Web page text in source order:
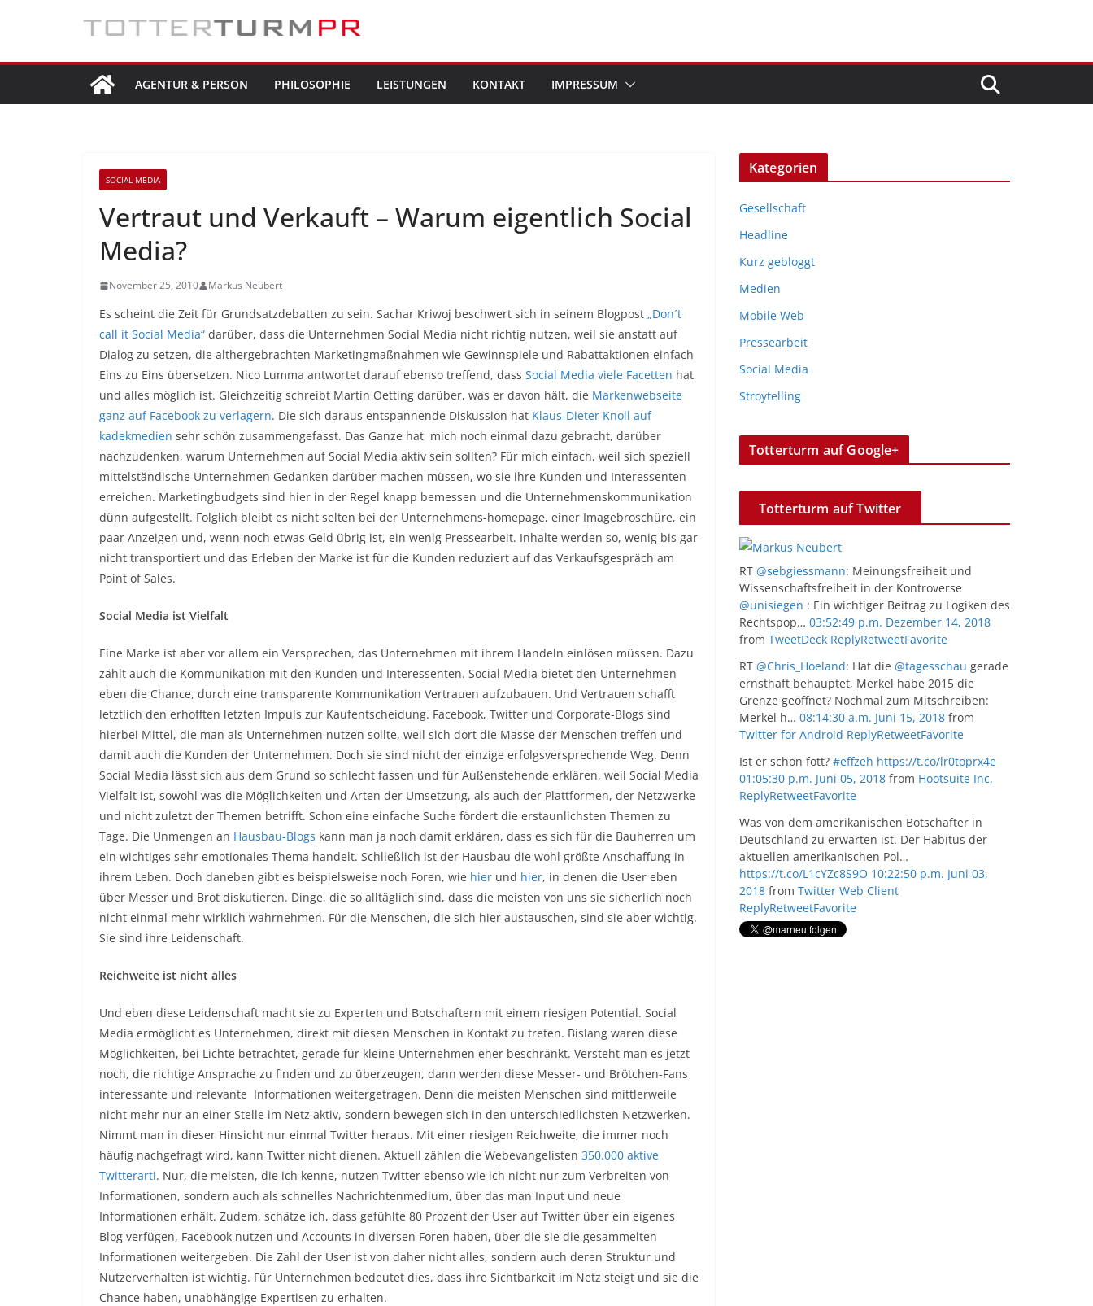
AGENTUR & PERSON PHILOSOPHIE LEISTUNGEN KONTAKT IMPRESSUM
SOCIAL MEDIA
Vertraut und Verkauft – Warum eigentlich Social
Media?
November 25, 2010 Markus Neubert
Es scheint die Zeit für Grundsatzdebatten zu sein. Sachar Kriwoj beschwert sich in seinem Blogpost „Don´t
call it Social Media“ darüber, dass die Unternehmen Social Media nicht richtig nutzen, weil sie anstatt auf
Dialog zu setzen, die althergebrachten Marketingmaßnahmen wie Gewinnspiele und Rabattaktionen einfach
Eins zu Eins übersetzen. Nico Lumma antwortet darauf ebenso treffend, dass Social Media viele Facetten hat
und alles möglich ist. Gleichzeitig schreibt Martin Oetting darüber, was er davon hält, die Markenwebseite
ganz auf Facebook zu verlagern. Die sich daraus entspannende Diskussion hat Klaus-Dieter Knoll auf
kadekmedien sehr schön zusammengefasst. Das Ganze hat mich noch einmal dazu gebracht, darüber
nachzudenken, warum Unternehmen auf Social Media aktiv sein sollten? Für mich einfach, weil sich speziell
mittelständische Unternehmen Gedanken darüber machen müssen, wo sie ihre Kunden und Interessenten
erreichen. Marketingbudgets sind hier in der Regel knapp bemessen und die Unternehmenskommunikation
dünn aufgestellt. Folglich bleibt es nicht selten bei der Unternehmens-homepage, einer Imagebroschüre, ein
paar Anzeigen und, wenn noch etwas Geld übrig ist, ein wenig Pressearbeit. Inhalte werden so, wenig bis gar
nicht transportiert und das Erleben der Marke ist für die Kunden reduziert auf das Verkaufsgespräch am
Point of Sales.
Social Media ist Vielfalt
Eine Marke ist aber vor allem ein Versprechen, das Unternehmen mit ihrem Handeln einlösen müssen. Dazu
zählt auch die Kommunikation mit den Kunden und Interessenten. Social Media bietet den Unternehmen
eben die Chance, durch eine transparente Kommunikation Vertrauen aufzubauen. Und Vertrauen schafft
letztlich den erhofften letzten Impuls zur Kaufentscheidung. Facebook, Twitter und Corporate-Blogs sind
hierbei Mittel, die man als Unternehmen nutzen sollte, weil sich dort die Masse der Menschen treffen und
damit auch die Kunden der Unternehmen. Doch sie sind nicht der einzige erfolgsversprechende Weg. Denn
Social Media lässt sich aus dem Grund so schlecht fassen und für Außenstehende erklären, weil Social Media
Vielfalt ist, sowohl was die Möglichkeiten und Arten der Umsetzung, als auch der Plattformen, der Netzwerke
und nicht zuletzt der Themen betrifft. Schon eine einfache Suche fördert die erstaunlichsten Themen zu
Tage. Die Unmengen an Hausbau-Blogs kann man ja noch damit erklären, dass es sich für die Bauherren um
ein wichtiges sehr emotionales Thema handelt. Schließlich ist der Hausbau die wohl größte Anschaffung in
ihrem Leben. Doch daneben gibt es beispielsweise noch Foren, wie hier und hier, in denen die User eben
über Messer und Brot diskutieren. Dinge, die so alltäglich sind, dass die meisten von uns sie sicherlich noch
nicht einmal mehr wirklich wahrnehmen. Für die Menschen, die sich hier austauschen, sind sie aber wichtig.
Sie sind ihre Leidenschaft.
Reichweite ist nicht alles
Und eben diese Leidenschaft macht sie zu Experten und Botschaftern mit einem riesigen Potential. Social
Media ermöglicht es Unternehmen, direkt mit diesen Menschen in Kontakt zu treten. Bislang waren diese
Möglichkeiten, bei Lichte betrachtet, gerade für kleine Unternehmen eher beschränkt. Versteht man es jetzt
noch, die richtige Ansprache zu finden und zu überzeugen, dann werden diese Messer- und Brötchen-Fans
interessante und relevante Informationen weitergetragen. Denn die meisten Menschen sind mittlerweile
nicht mehr nur an einer Stelle im Netz aktiv, sondern bewegen sich in den unterschiedlichsten Netzwerken.
Nimmt man in dieser Hinsicht nur einmal Twitter heraus. Mit einer riesigen Reichweite, die immer noch
häufig nachgefragt wird, kann Twitter nicht dienen. Aktuell zählen die Webevangelisten 350.000 aktive
Twitterarti. Nur, die meisten, die ich kenne, nutzen Twitter ebenso wie ich nicht nur zum Verbreiten von
Informationen, sondern auch als schnelles Nachrichtenmedium, über das man Input und neue
Informationen erhält. Zudem, schätze ich, dass gefühlte 80 Prozent der User auf Twitter über ein eigenes
Blog verfügen, Facebook nutzen und Accounts in diversen Foren haben, über die sie die gesammelten
Informationen weitergeben. Die Zahl der User ist von daher nicht alles, sondern auch deren Struktur und
Nutzerverhalten ist wichtig. Für Unternehmen bedeutet dies, dass ihre Sichtbarkeit im Netz steigt und sie die
Chance haben, unabhängige Expertisen zu erhalten.
Kategorien
Gesellschaft
Headline
Kurz gebloggt
Medien
Mobile Web
Pressearbeit
Social Media
Stroytelling
Totterturm auf Google+
Totterturm auf Twitter
RT @sebgiessmann: Meinungsfreiheit und
Wissenschaftsfreiheit in der Kontroverse
@unisiegen : Ein wichtiger Beitrag zu Logiken des
Rechtspop… 03:52:49 p.m. Dezember 14, 2018
from TweetDeck ReplyRetweetFavorite
RT @Chris_Hoeland: Hat die @tagesschau gerade
ernsthaft behauptet, Merkel habe 2015 die
Grenze geöffnet? Nochmal zum Mitschreiben:
Merkel h… 08:14:30 a.m. Juni 15, 2018 from
Twitter for Android ReplyRetweetFavorite
Ist er schon fott? #effzeh https://t.co/lr0toprx4e
01:05:30 p.m. Juni 05, 2018 from Hootsuite Inc.
ReplyRetweetFavorite
Was von dem amerikanischen Botschafter in
Deutschland zu erwarten ist. Der Habitus der
aktuellen amerikanischen Pol…
https://t.co/L1cYZc8S9O 10:22:50 p.m. Juni 03,
2018 from Twitter Web Client
ReplyRetweetFavorite